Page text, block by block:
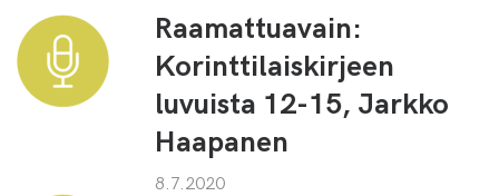
Raamattuavain:
Korinttilaiskirjeen
luvuista 12-15, Jarkko
Haapanen
8.7.2020